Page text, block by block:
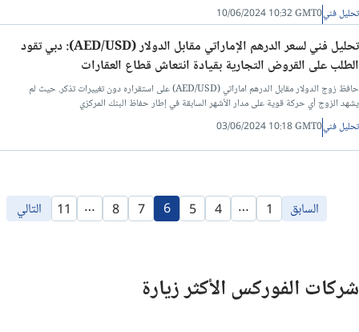
تحليل فني10/06/2024 10:32 GMT0
تحليل فني لسعر الدرهم الإماراتي مقابل الدولار (AED/USD): دبي تقود
الطلب على القروض التجارية بقيادة انتعاش قطاع العقارات
حافظ زوج الدولار مقابل الدرهم اماراتي (AED/USD) على استقراره دون تغييرات تذكر. حيث لم
يشهد الزوج أي حركة قوية على مدار الأشهر السابقة في إطار حفاظ البنك المركزي
تحليل فني03/06/2024 10:18 GMT0
السابق 1
…
4
5
6
7
8
…
11 التالي
شركات الفوركس الأكثر زيارة